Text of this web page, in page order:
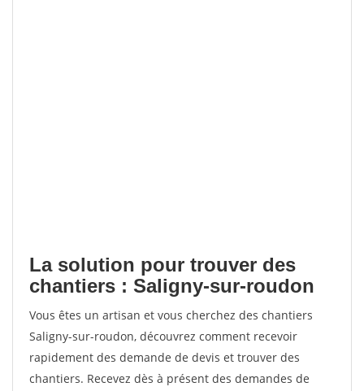
La solution pour trouver des
chantiers : Saligny-sur-roudon
Vous êtes un artisan et vous cherchez des chantiers
Saligny-sur-roudon, découvrez comment recevoir
rapidement des demande de devis et trouver des
chantiers. Recevez dès à présent des demandes de